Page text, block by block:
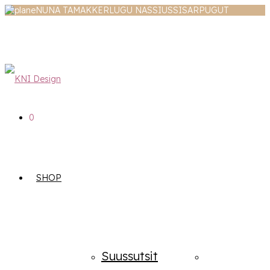
NUNA TAMAKKERLUGU NASSIUSSISARPUGUT
0
SHOP
Suussutsit